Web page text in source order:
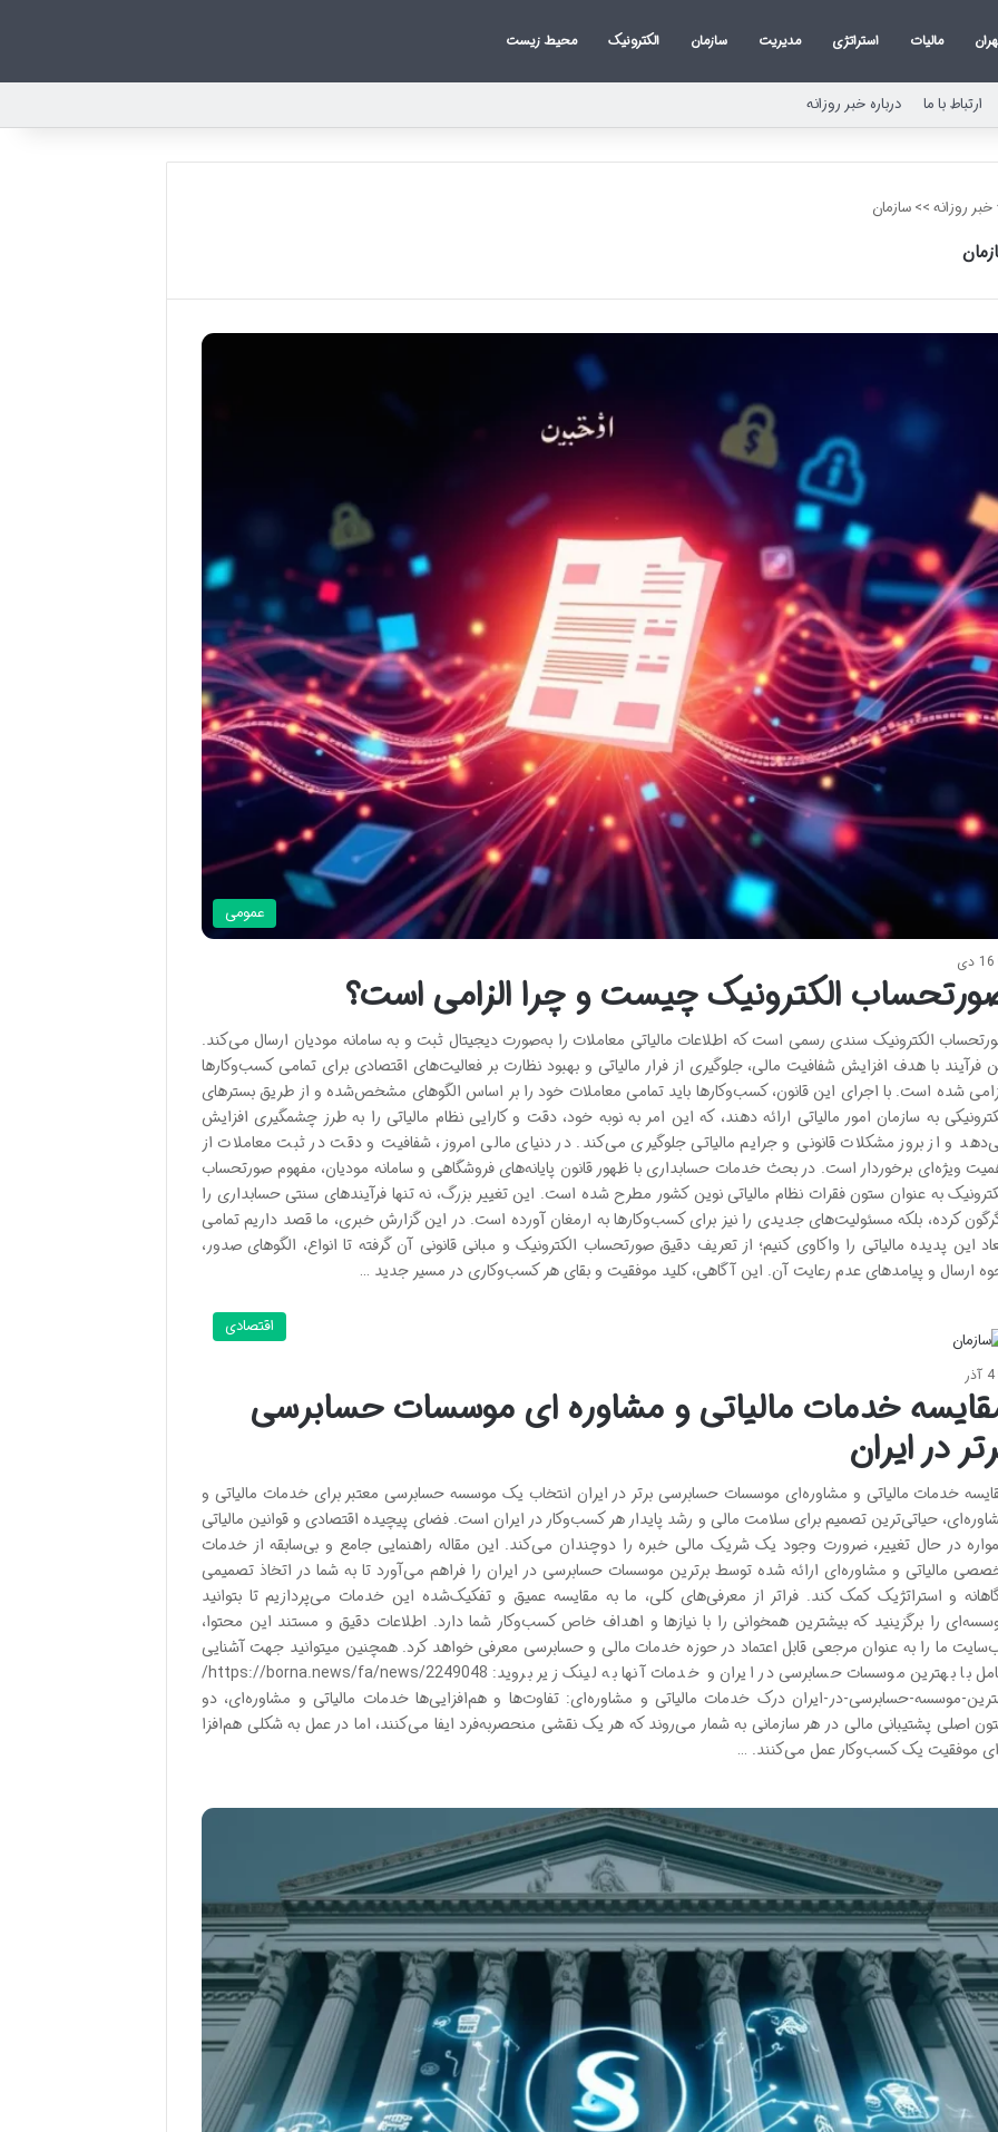
مالیات استراتژی مدیریت سازمان الکترونیک محیط زیست
ارتباط با ما درباره خبر روزانه
خبر روزانه>> سازمان
عمومی
16 دی
الکترونیک چیست و چرا الزامی است؟
الکترونیک سندی رسمی است که اطلاعات مالیاتی معاملات را به‌صورت دیجیتال ثبت و به سامانه مودیان ارسال می‌کند.
فرآیند با هدف افزایش شفافیت مالی، جلوگیری از فرار مالیاتی و بهبود نظارت بر فعالیت‌های اقتصادی برای تمامی کسب‌وکارها
شده است. با اجرای این قانون، کسب‌وکارها باید تمامی معاملات خود را بر اساس الگوهای مشخص‌شده و از طریق بسترهای
به سازمان امور مالیاتی ارائه دهند، که این امر به نوبه خود، دقت و کارایی نظام مالیاتی را به طرز چشمگیری افزایش
و از بروز مشکلات قانونی و جرایم مالیاتی جلوگیری می‌کند. در دنیای مالی امروز، شفافیت و دقت در ثبت معاملات از
ویژه‌ای برخوردار است. در بحث خدمات حسابداری با ظهور قانون پایانه‌های فروشگاهی و سامانه مودیان، مفهوم صورتحساب
به عنوان ستون فقرات نظام مالیاتی نوین کشور مطرح شده است. این تغییر بزرگ، نه تنها فرآیندهای سنتی حسابداری را
کرده، بلکه مسئولیت‌های جدیدی را نیز برای کسب‌وکارها به ارمغان آورده است. در این گزارش خبری، ما قصد داریم تمامی
این پدیده مالیاتی را واکاوی کنیم؛ از تعریف دقیق صورتحساب الکترونیک و مبانی قانونی آن گرفته تا انواع، الگوهای صدور،
ارسال و پیامدهای عدم رعایت آن. این آگاهی، کلید موفقیت و بقای هر کسب‌وکاری در مسیر جدید …
اقتصادی
4 آذر
خدمات مالیاتی و مشاوره ای موسسات حسابرسی
در ایران
خدمات مالیاتی و مشاوره‌ای موسسات حسابرسی برتر در ایران انتخاب یک موسسه حسابرسی معتبر برای خدمات مالیاتی و
حیاتی‌ترین تصمیم برای سلامت مالی و رشد پایدار هر کسب‌وکار در ایران است. فضای پیچیده اقتصادی و قوانین مالیاتی
در حال تغییر، ضرورت وجود یک شریک مالی خبره را دوچندان می‌کند. این مقاله راهنمایی جامع و بی‌سابقه از خدمات
مالیاتی و مشاوره‌ای ارائه شده توسط برترین موسسات حسابرسی در ایران را فراهم می‌آورد تا به شما در اتخاذ تصمیمی
و استراتژیک کمک کند. فراتر از معرفی‌های کلی، ما به مقایسه عمیق و تفکیک‌شده این خدمات می‌پردازیم تا بتوانید
را برگزینید که بیشترین همخوانی را با نیازها و اهداف خاص کسب‌وکار شما دارد. اطلاعات دقیق و مستند این محتوا،
ما را به عنوان مرجعی قابل اعتماد در حوزه خدمات مالی و حسابرسی معرفی خواهد کرد. همچنین میتوانید جهت آشنایی
کامل با بهترین موسسات حسابرسی در ایران و خدمات آنها به لینک زیر بروید: https://borna.news/fa/news/2249048/
موسسه-حسابرسی-در-ایران درک خدمات مالیاتی و مشاوره‌ای: تفاوت‌ها و هم‌افزایی‌ها خدمات مالیاتی و مشاوره‌ای، دو
اصلی پشتیبانی مالی در هر سازمانی به شمار می‌روند که هر یک نقشی منحصربه‌فرد ایفا می‌کنند، اما در عمل به شکلی هم‌افزا
موفقیت یک کسب‌وکار عمل می‌کنند. …